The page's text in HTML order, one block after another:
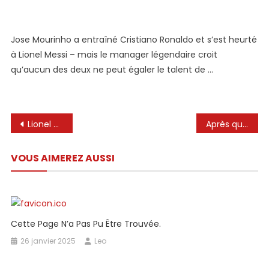
Ronaldo
–
Mais
Lionel
Messi
Jose Mourinho a entraîné Cristiano Ronaldo et s’est heurté
à Lionel Messi – mais le manager légendaire croit
qu’aucun des deux ne peut égaler le talent de …
Navigation
l’article
Lionel Messi. Son ancien casier vendu plus de 350 000€ ! Après que Cristiano Ronaldo se déclare « footballeur le plus complet » de tous les temps, l’ancien coéquipier de Lionel Messi répond – Firstpost
VOUS AIMEREZ AUSSI
Cette Page N’a Pas Pu Être Trouvée.
26 janvier 2025 Leo